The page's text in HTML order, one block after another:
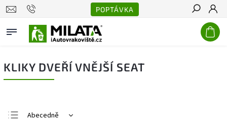
POPTÁVKA
Hledat
KLIKY DVEŘÍ VNĚJŠÍ SEAT
Abecedně